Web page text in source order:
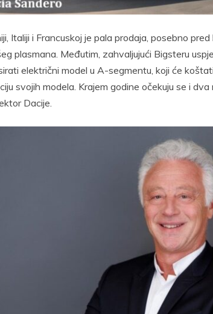
Italiji i Francuskoj je pala prodaja, posebno
plasmana. Međutim, zahvaljujući Bigsteru
električni model u A-segmentu, koji će
svojih modela. Krajem godine očekuju se i
Dacije.